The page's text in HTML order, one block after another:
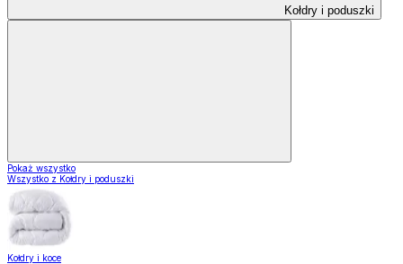
Kołdry i poduszki
Pokaż wszystko
Wszystko z Kołdry i poduszki
Kołdry i koce